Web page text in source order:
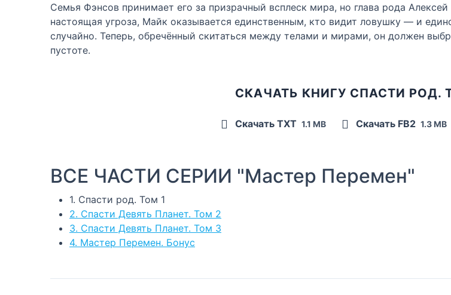
Семья Фэнсов принимает его за призрачный всплеск мира, но глава рода
настоящая угроза, Майк оказывается единственным, кто видит ловушку — и
случайно. Теперь, обречённый скитаться между телами и мирами, он должен
пустоте.
СКАЧАТЬ КНИГУ СПАСТИ РОД.
Скачать TXT 1.1 MB Скачать FB2 1.3 MB
ВСЕ ЧАСТИ СЕРИИ "Мастер Перемен"
1. Спасти род. Том 1
2. Спасти Девять Планет. Том 2
3. Спасти Девять Планет. Том 3
4. Мастер Перемен. Бонус